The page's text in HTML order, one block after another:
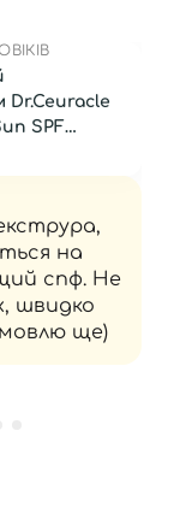
Dr.Ceuracle
SPF
на
спф. Не
швидко
ще)